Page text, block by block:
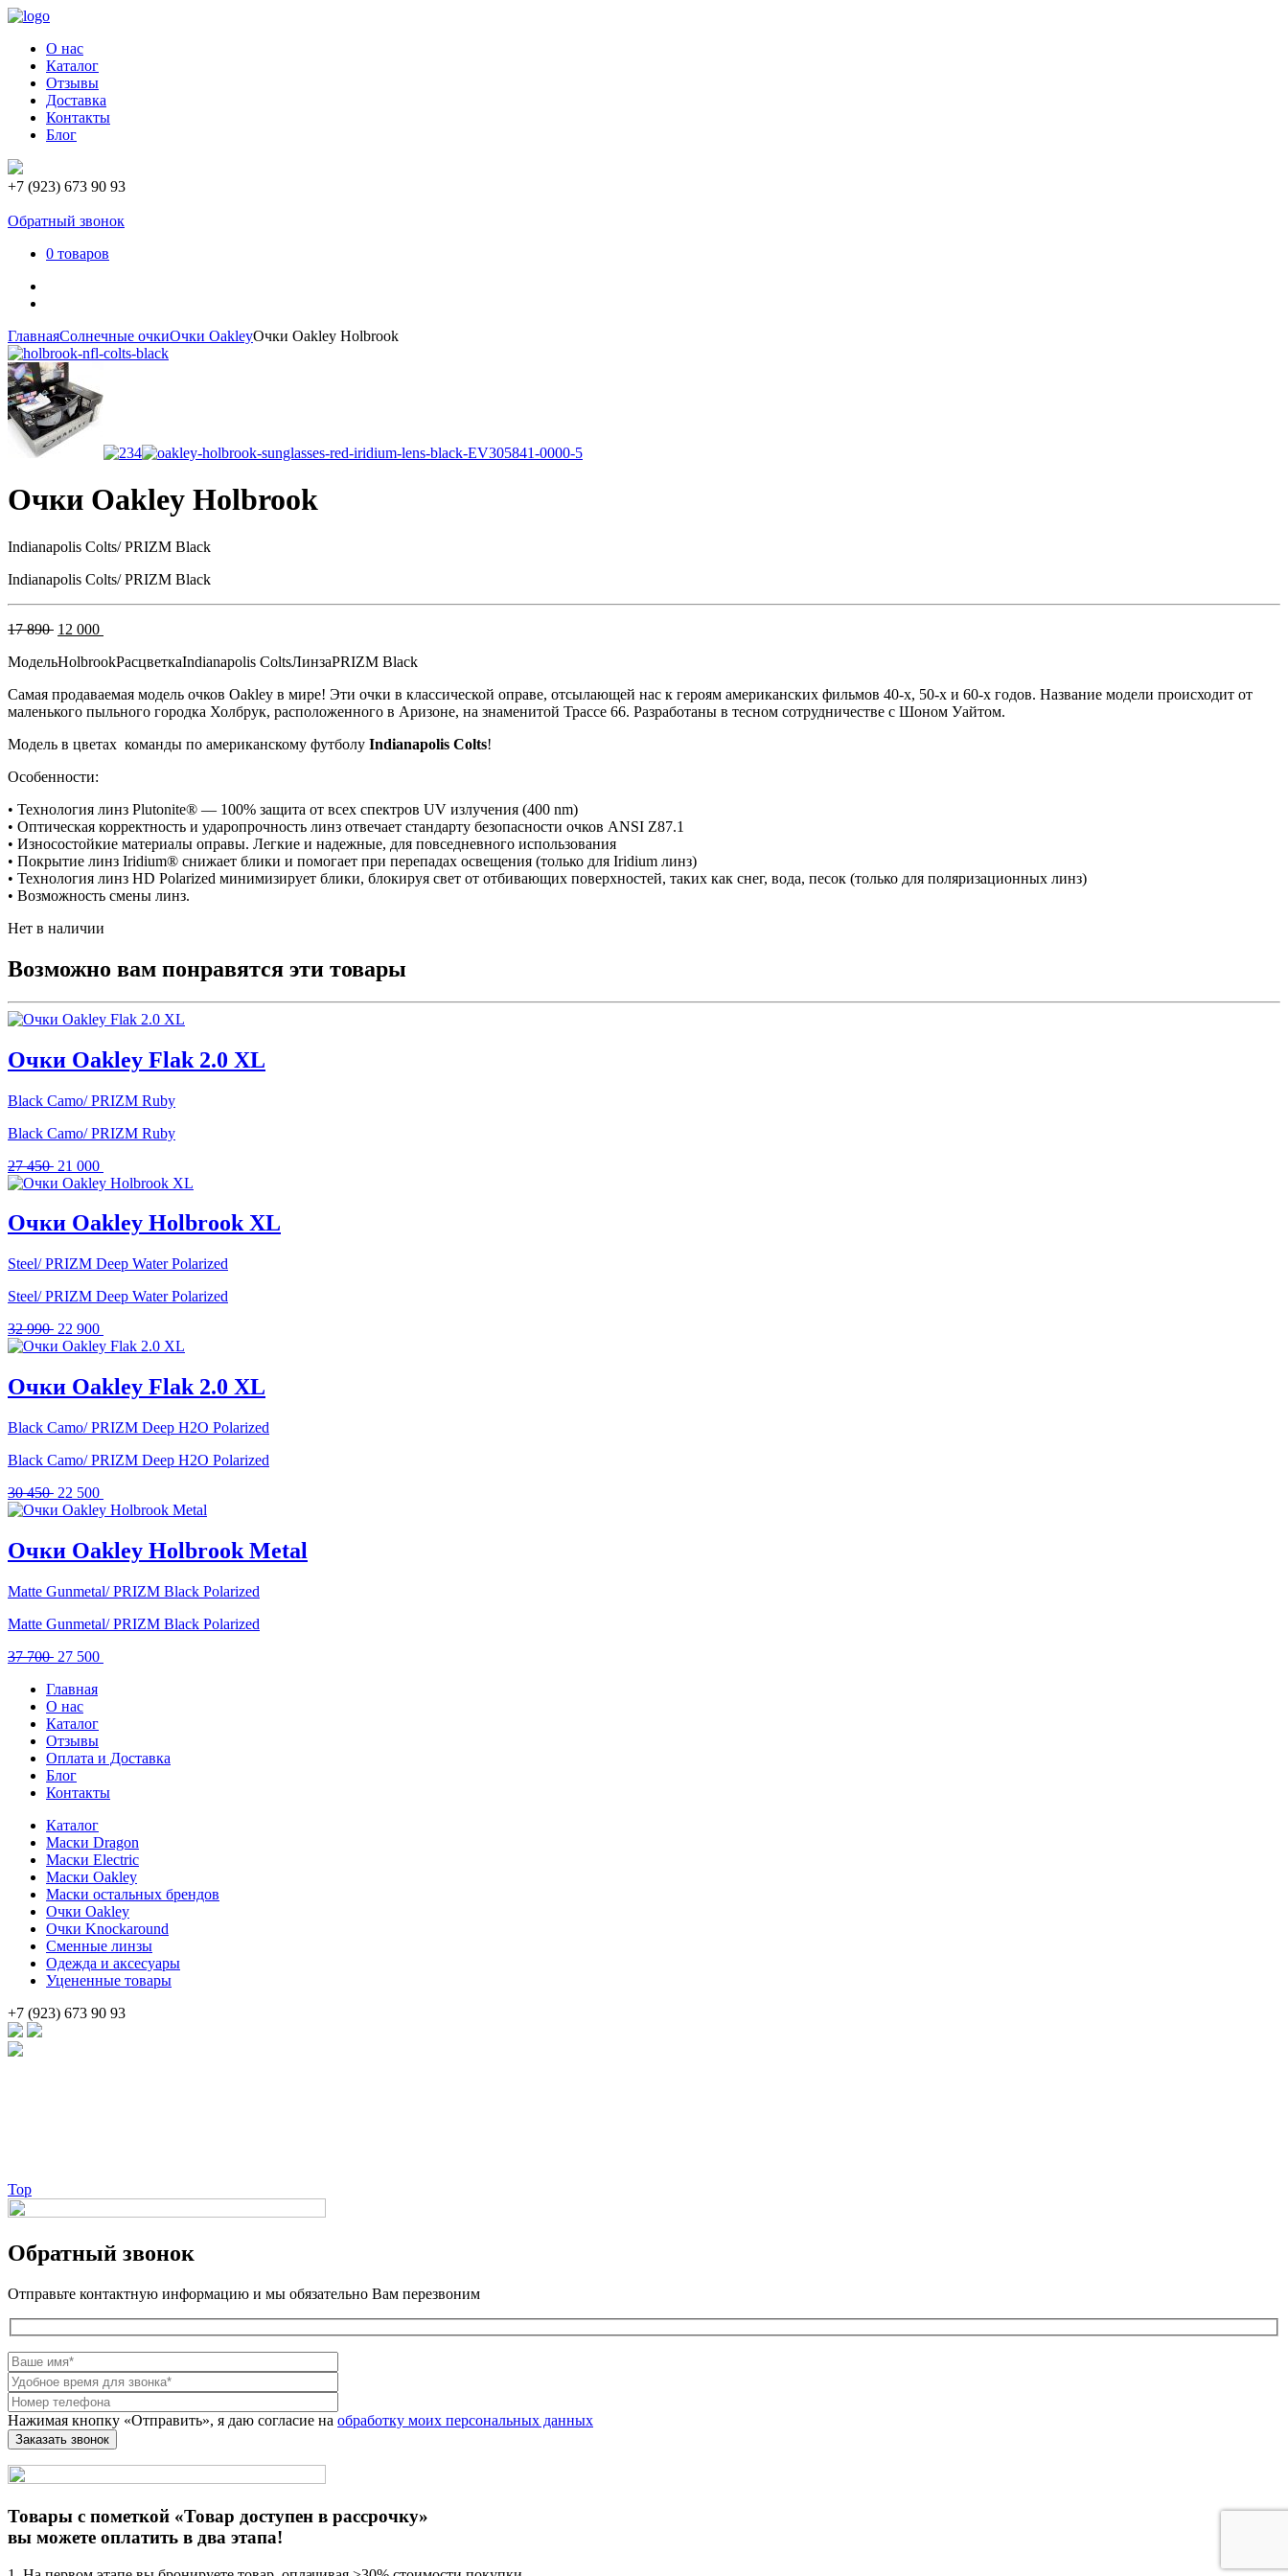
О нас
Каталог
Отзывы
Доставка
Контакты
Блог
+7 (923) 673 90 93
Обратный звонок
0 товаров
ГлавнаяСолнечные очкиОчки OakleyОчки Oakley Holbrook
Очки Oakley Holbrook
Indianapolis Colts/ PRIZM Black
Indianapolis Colts/ PRIZM Black
17 890 Первоначальная
составляла
890 .
12 000
12
МодельHolbrookРасцветкаIndianapolis ColtsЛинзаPRIZM Black
Самая продаваемая модель очков Oakley в мире! Эти очки в классической оправе, отсылающей нас к героям американских фильмов 40-х, 50-х и 60-х годов. Название модели происходит от
маленького пыльного городка Холбрук, расположенного в Аризоне, на знаменитой Трассе 66. Разработаны в тесном сотрудничестве с Шоном Уайтом.
Модель в цветах команды по американскому футболу Indianapolis Colts!
Особенности:
• Технология линз Plutonite® — 100% защита от всех спектров UV излучения (400 nm)
• Оптическая корректность и ударопрочность линз отвечает стандарту безопасности очков ANSI Z87.1
• Износостойкие материалы оправы. Легкие и надежные, для повседневного использования
• Покрытие линз Iridium® снижает блики и помогает при перепадах освещения (только для Iridium линз)
• Технология линз HD Polarized минимизирует блики, блокируя свет от отбивающих поверхностей, таких как снег, вода, песок (только для поляризационных линз)
• Возможность смены линз.
Нет в наличии
Возможно вам понравятся эти товары
Очки Oakley Flak 2.0 XL
Black Camo/ PRIZM Ruby
Black Camo/ PRIZM Ruby
27 450 Первоначальная
цена
27
450 .
21 000
цена:
000 .
Очки Oakley Holbrook XL
Steel/ PRIZM Deep Water Polarized
Steel/ PRIZM Deep Water Polarized
32 990 Первоначальная
цена
990 .
22 900
цена:
900 .
Очки Oakley Flak 2.0 XL
Black Camo/ PRIZM Deep H2O Polarized
Black Camo/ PRIZM Deep H2O Polarized
30 450 Первоначальная
цена
450 .
22 500
цена:
500 .
Очки Oakley Holbrook Metal
Matte Gunmetal/ PRIZM Black Polarized
Matte Gunmetal/ PRIZM Black Polarized
37 700 Первоначальная
составляла
37
700 .
27 500
Главная
О нас
Каталог
Отзывы
Оплата и Доставка
Блог
Контакты
Каталог
Маски Dragon
Маски Electric
Маски Oakley
Маски остальных брендов
Очки Oakley
Очки Knockaround
Сменные линзы
Одежда и аксесуары
Уцененные товары
+7 (923) 673 90 93
Top
Обратный звонок
Отправьте контактную информацию и мы обязательно Вам перезвоним
Нажимая кнопку «Отправить», я даю согласие на обработку моих персональных данных
Товары с пометкой «Товар доступен в рассрочку»
вы можете оплатить в два этапа!